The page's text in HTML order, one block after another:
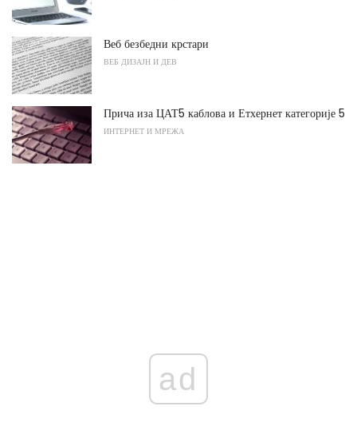
Веб безбедни крстари
ВЕБ ДИЗАЈН И ДЕВ
Прича иза ЦАТ5 каблова и Етхернет категорије 5
ИНТЕРНЕТ И МРЕЖА
ad